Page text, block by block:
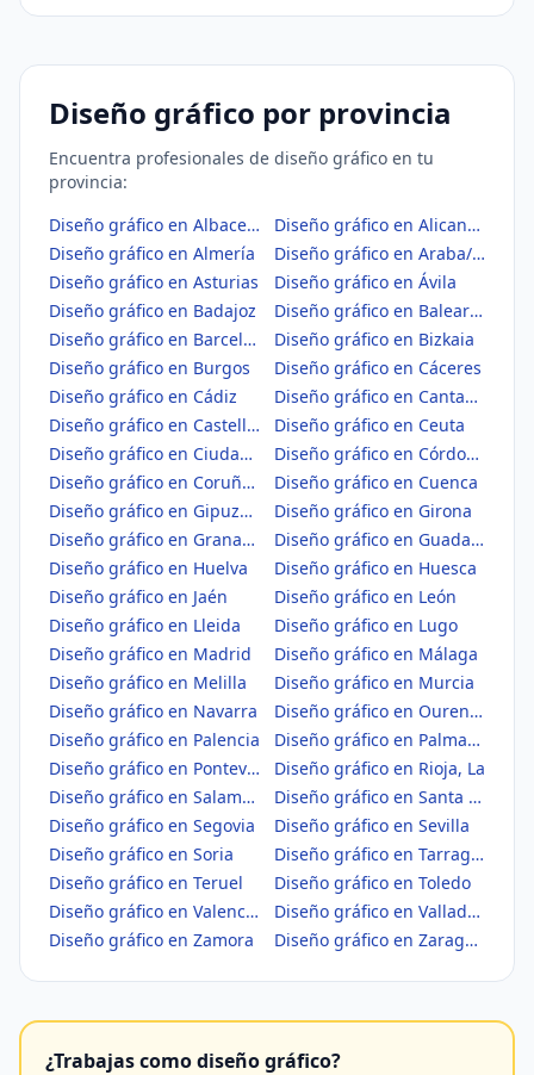
Diseño gráfico por provincia
Encuentra profesionales de diseño gráfico en tu
provincia:
Diseño gráfico en Albacete
Diseño gráfico en Alicante/Alacant
Diseño gráfico en Almería
Diseño gráfico en Araba/Álava
Diseño gráfico en Asturias
Diseño gráfico en Ávila
Diseño gráfico en Badajoz
Diseño gráfico en Balears, Illes
Diseño gráfico en Barcelona
Diseño gráfico en Bizkaia
Diseño gráfico en Burgos
Diseño gráfico en Cáceres
Diseño gráfico en Cádiz
Diseño gráfico en Cantabria
Diseño gráfico en Castellón/Castelló
Diseño gráfico en Ceuta
Diseño gráfico en Ciudad Real
Diseño gráfico en Córdoba
Diseño gráfico en Coruña, A
Diseño gráfico en Cuenca
Diseño gráfico en Gipuzkoa
Diseño gráfico en Girona
Diseño gráfico en Granada
Diseño gráfico en Guadalajara
Diseño gráfico en Huelva
Diseño gráfico en Huesca
Diseño gráfico en Jaén
Diseño gráfico en León
Diseño gráfico en Lleida
Diseño gráfico en Lugo
Diseño gráfico en Madrid
Diseño gráfico en Málaga
Diseño gráfico en Melilla
Diseño gráfico en Murcia
Diseño gráfico en Navarra
Diseño gráfico en Ourense
Diseño gráfico en Palencia
Diseño gráfico en Palmas, Las
Diseño gráfico en Pontevedra
Diseño gráfico en Rioja, La
Diseño gráfico en Salamanca
Diseño gráfico en Santa Cruz de Tenerife
Diseño gráfico en Segovia
Diseño gráfico en Sevilla
Diseño gráfico en Soria
Diseño gráfico en Tarragona
Diseño gráfico en Teruel
Diseño gráfico en Toledo
Diseño gráfico en Valencia/València
Diseño gráfico en Valladolid
Diseño gráfico en Zamora
Diseño gráfico en Zaragoza
¿Trabajas como diseño gráfico?